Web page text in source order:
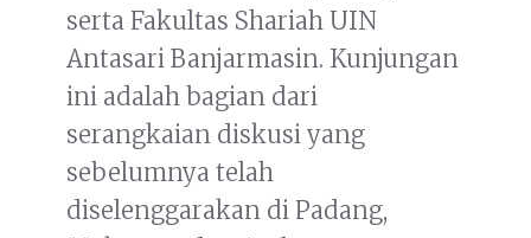
serta Fakultas Shariah UIN
Antasari Banjarmasin. Kunjungan
ini adalah bagian dari
serangkaian diskusi yang
sebelumnya telah
diselenggarakan di Padang,